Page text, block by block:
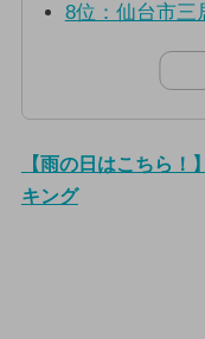
8位：仙台市三
【雨の日はこちら
キング